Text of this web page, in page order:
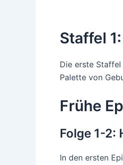
Staffel
Die erste
Palette von
Frühe
Folge 1-2:
In den ersten